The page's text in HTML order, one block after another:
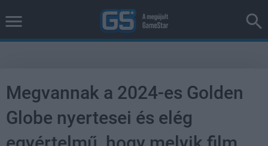
Megvannak a 2024-es Golden
Globe nyertesei és elég